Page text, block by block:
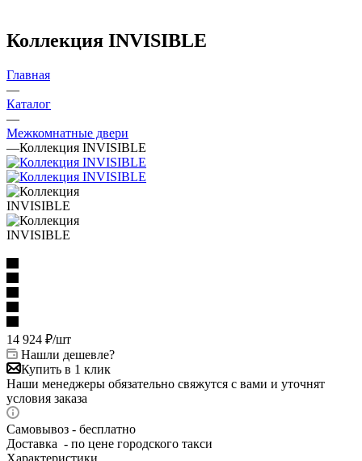
Коллекция INVISIBLE
Главная
—
Каталог
—
Межкомнатные двери
—Коллекция INVISIBLE
14 924 ₽/шт
Нашли дешевле?
Купить в 1 клик
Наши менеджеры обязательно свяжутся с вами и уточнят
условия заказа
Самовывоз - бесплатно
Доставка - по цене городского такси
Характеристики